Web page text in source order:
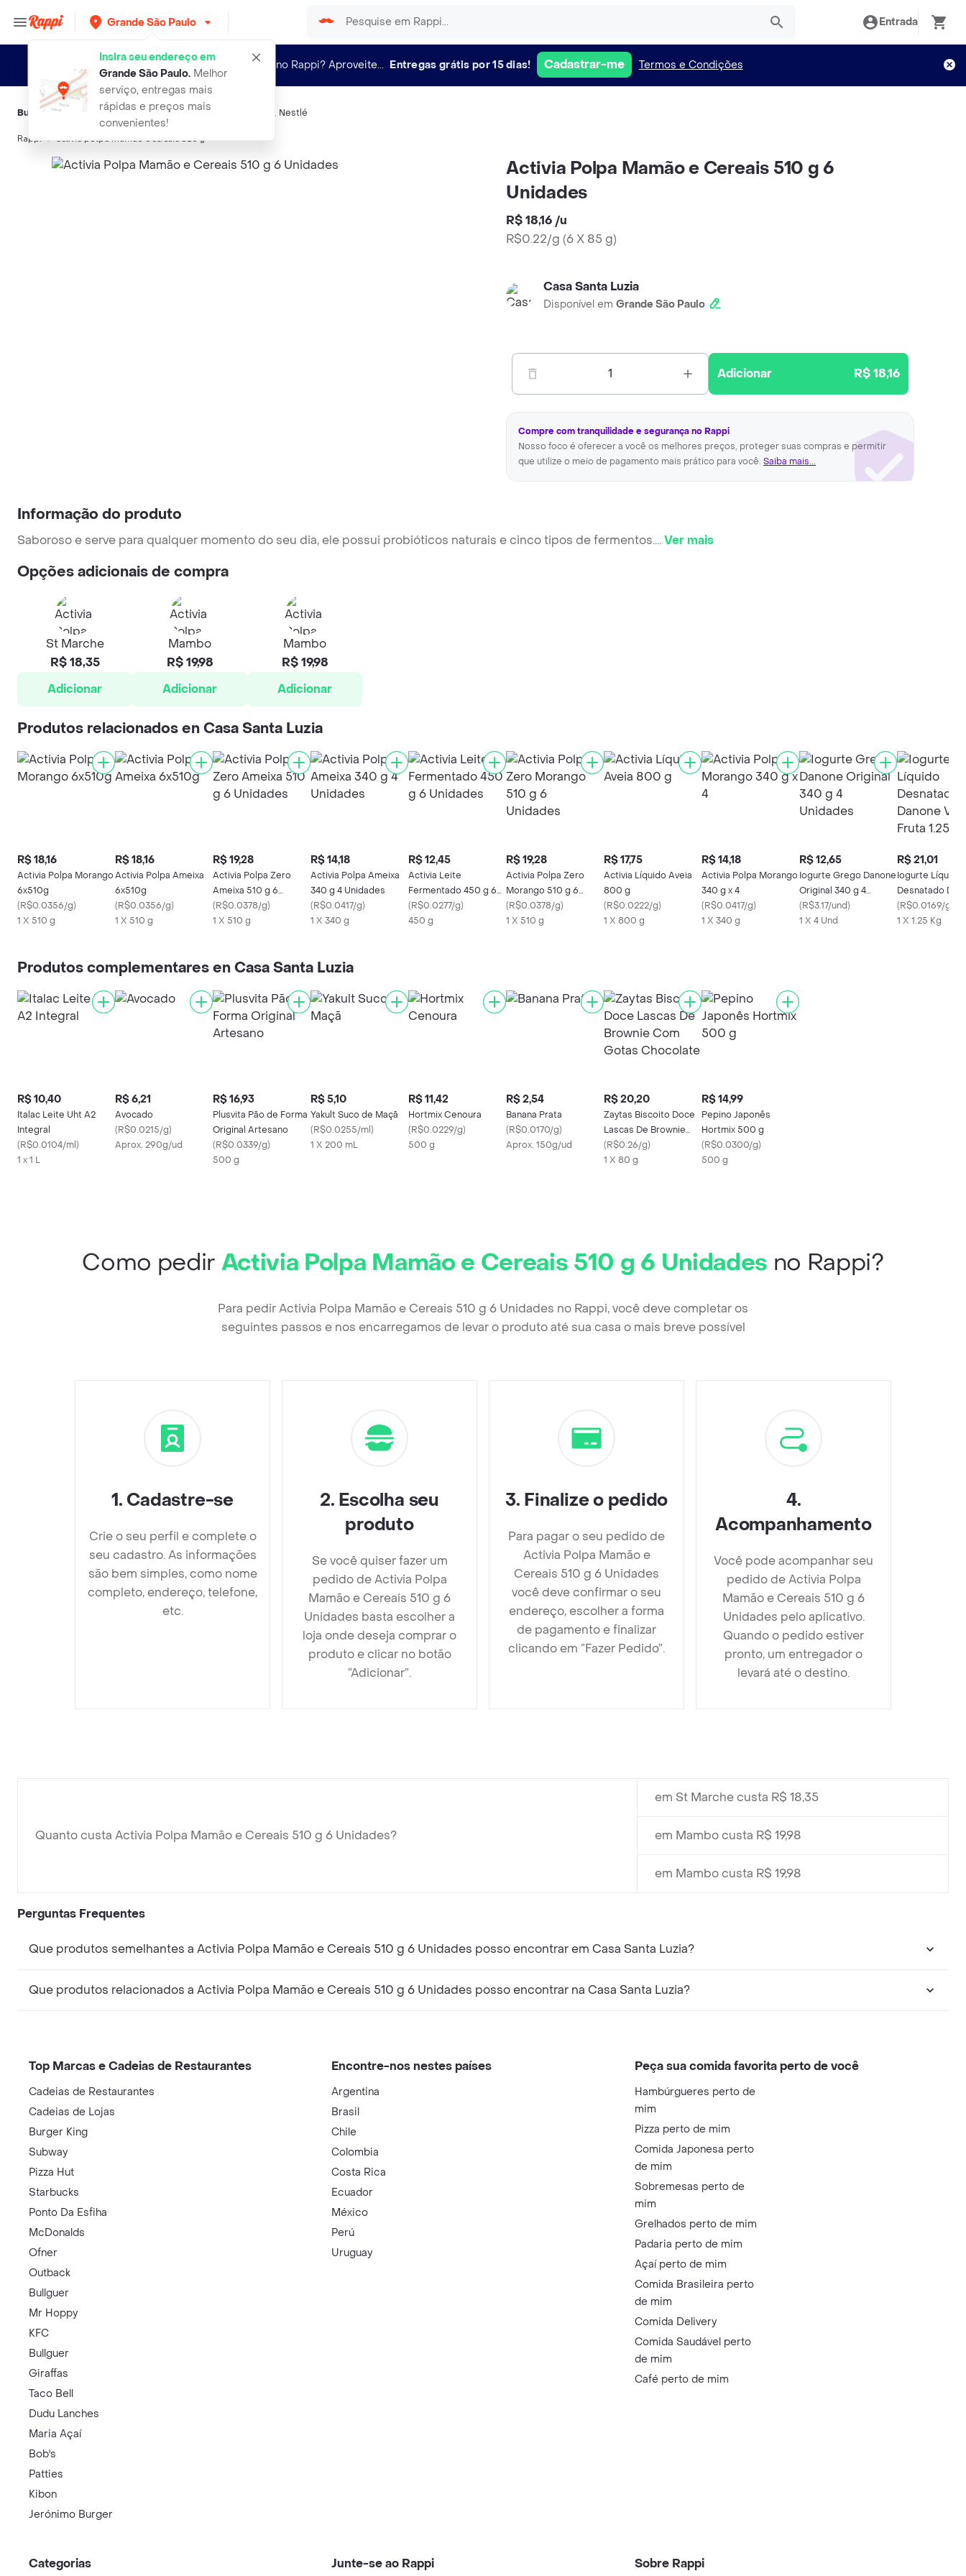
Grande São Paulo
Insira seu endereço em
Grande São Paulo.Melhor
serviço, entregas mais
rápidas e preços mais
convenientes!
Entrada
Novo no Rappi? Aproveite... Entregas grátis por 15 dias! Cadastrar-me Termos e Condições
Buscas relacionadas:Bebidas lácteas, Activia , Nestlé
Rappi activia polpa mamao e cereais 510 g
Activia Polpa Mamão e Cereais 510 g 6
Unidades
R$ 18,16 /u
R$0.22/g (6 X 85 g)
Casa Santa Luzia
Disponível em Grande São Paulo
1 Adicionar R$ 18,16
Compre com tranquilidade e segurança no Rappi
Nosso foco é oferecer a você os melhores preços, proteger suas compras e permitir
que utilize o meio de pagamento mais prático para você. Saiba mais...
Informação do produto
Saboroso e serve para qualquer momento do seu dia, ele possui probióticos naturais e cinco tipos de fermentos....Ver mais
Opções adicionais de compra
St Marche
R$ 18,35
Adicionar
Mambo
R$ 19,98
Adicionar
Mambo
R$ 19,98
Adicionar
Produtos relacionados en Casa Santa Luzia
R$ 18,16
Activia Polpa Morango
6x510g
(R$0.0356/g)
1 X 510 g
R$ 18,16
Activia Polpa Ameixa
6x510g
(R$0.0356/g)
1 X 510 g
R$ 19,28
Activia Polpa Zero
Ameixa 510 g 6
Unidades
(R$0.0378/g)
1 X 510 g
R$ 14,18
Activia Polpa Ameixa
340 g 4 Unidades
(R$0.0417/g)
1 X 340 g
R$ 12,45
Activia Leite
Fermentado 450 g 6
Unidades
(R$0.0277/g)
450 g
R$ 19,28
Activia Polpa Zero
Morango 510 g 6
Unidades
(R$0.0378/g)
1 X 510 g
R$ 17,75
Activia Líquido Aveia
800 g
(R$0.0222/g)
1 X 800 g
R$ 14,18
Activia Polpa Morango
340 g x 4
(R$0.0417/g)
1 X 340 g
R$ 12,65
Iogurte Grego Danone
Original 340 g 4
Unidades
(R$3.17/und)
1 X 4 Und
R$ 21,01
Iogurte Líquido
Desnatado
Vitamina Fruta
(R$0.0169/g
1 X 1.25 Kg
Produtos complementares en Casa Santa Luzia
R$ 10,40
Italac Leite Uht A2
Integral
(R$0.0104/ml)
1 x 1 L
R$ 6,21
Avocado
(R$0.0215/g)
Aprox. 290g/ud
R$ 16,93
Plusvita Pão de Forma
Original Artesano
(R$0.0339/g)
500 g
R$ 5,10
Yakult Suco de Maçã
(R$0.0255/ml)
1 X 200 mL
R$ 11,42
Hortmix Cenoura
(R$0.0229/g)
500 g
R$ 2,54
Banana Prata
(R$0.0170/g)
Aprox. 150g/ud
R$ 20,20
Zaytas Biscoito Doce
Lascas De Brownie
Com Gotas Chocolate
(R$0.26/g)
1 X 80 g
R$ 14,99
Pepino Japonês
Hortmix 500 g
(R$0.0300/g)
500 g
Como pedir Activia Polpa Mamão e Cereais 510 g 6 Unidades no Rappi?
Para pedir Activia Polpa Mamão e Cereais 510 g 6 Unidades no Rappi, você deve completar os
seguintes passos e nos encarregamos de levar o produto até sua casa o mais breve possível
1. Cadastre-se
Crie o seu perfil e complete o
seu cadastro. As informações
são bem simples, como nome
completo, endereço, telefone,
etc.
2. Escolha seu
produto
Se você quiser fazer um
pedido de Activia Polpa
Mamão e Cereais 510 g 6
Unidades basta escolher a
loja onde deseja comprar o
produto e clicar no botão
“Adicionar”.
3. Finalize o pedido
Para pagar o seu pedido de
Activia Polpa Mamão e
Cereais 510 g 6 Unidades
você deve confirmar o seu
endereço, escolher a forma
de pagamento e finalizar
clicando em ”Fazer Pedido”.
4.
Acompanhamento
Você pode acompanhar seu
pedido de Activia Polpa
Mamão e Cereais 510 g 6
Unidades pelo aplicativo.
Quando o pedido estiver
pronto, um entregador o
levará até o destino.
Quanto custa Activia Polpa Mamão e Cereais 510 g 6 Unidades?
em St Marche custa R$ 18,35
em Mambo custa R$ 19,98
em Mambo custa R$ 19,98
Perguntas Frequentes
Que produtos semelhantes a Activia Polpa Mamão e Cereais 510 g 6 Unidades posso encontrar em Casa Santa Luzia?
Que produtos relacionados a Activia Polpa Mamão e Cereais 510 g 6 Unidades posso encontrar na Casa Santa Luzia?
Top Marcas e Cadeias de Restaurantes
Cadeias de Restaurantes
Cadeias de Lojas
Burger King
Subway
Pizza Hut
Starbucks
Ponto Da Esfiha
McDonalds
Ofner
Outback
Bullguer
Mr Hoppy
KFC
Bullguer
Giraffas
Taco Bell
Dudu Lanches
Maria Açaí
Bob's
Patties
Kibon
Jerónimo Burger
Encontre-nos nestes países
Argentina
Brasil
Chile
Colombia
Costa Rica
Ecuador
México
Perú
Uruguay
Peça sua comida favorita perto de você
Hambúrgueres perto de
mim
Pizza perto de mim
Comida Japonesa perto
de mim
Sobremesas perto de
mim
Grelhados perto de mim
Padaria perto de mim
Açaí perto de mim
Comida Brasileira perto
de mim
Comida Delivery
Comida Saudável perto
de mim
Café perto de mim
Categorias Junte-se ao Rappi Sobre Rappi